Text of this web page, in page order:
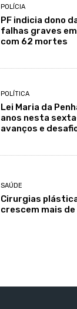
POLÍCIA
PF indicia dono
falhas graves
com 62 mortes
POLÍTICA
Lei Maria da
anos nesta
avanços e
SAÚDE
Cirurgias
crescem mais de